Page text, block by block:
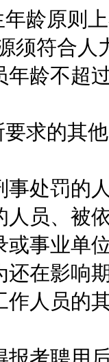
原则上
须符合人
年龄不超
求的其他
处罚的人
人员、被
或事业单
还在影响
作人员的